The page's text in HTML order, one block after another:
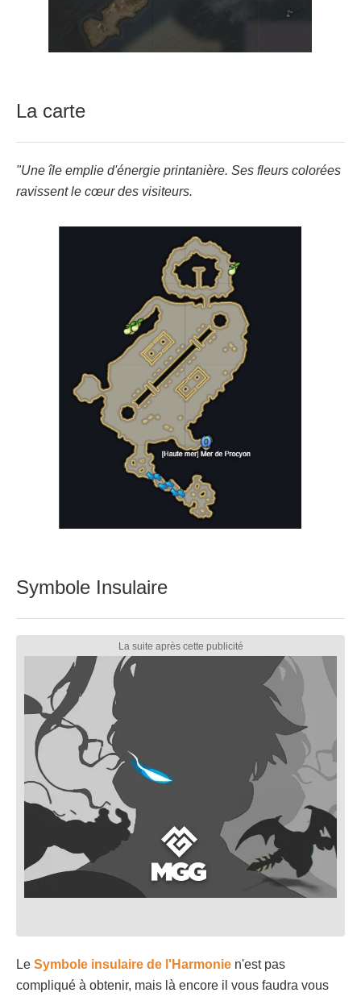
La carte
"Une île emplie d'énergie printanière. Ses fleurs colorées
ravissent le cœur des visiteurs.
Symbole Insulaire
Le Symbole insulaire de l'Harmonie n'est pas
compliqué à obtenir, mais là encore il vous faudra vous